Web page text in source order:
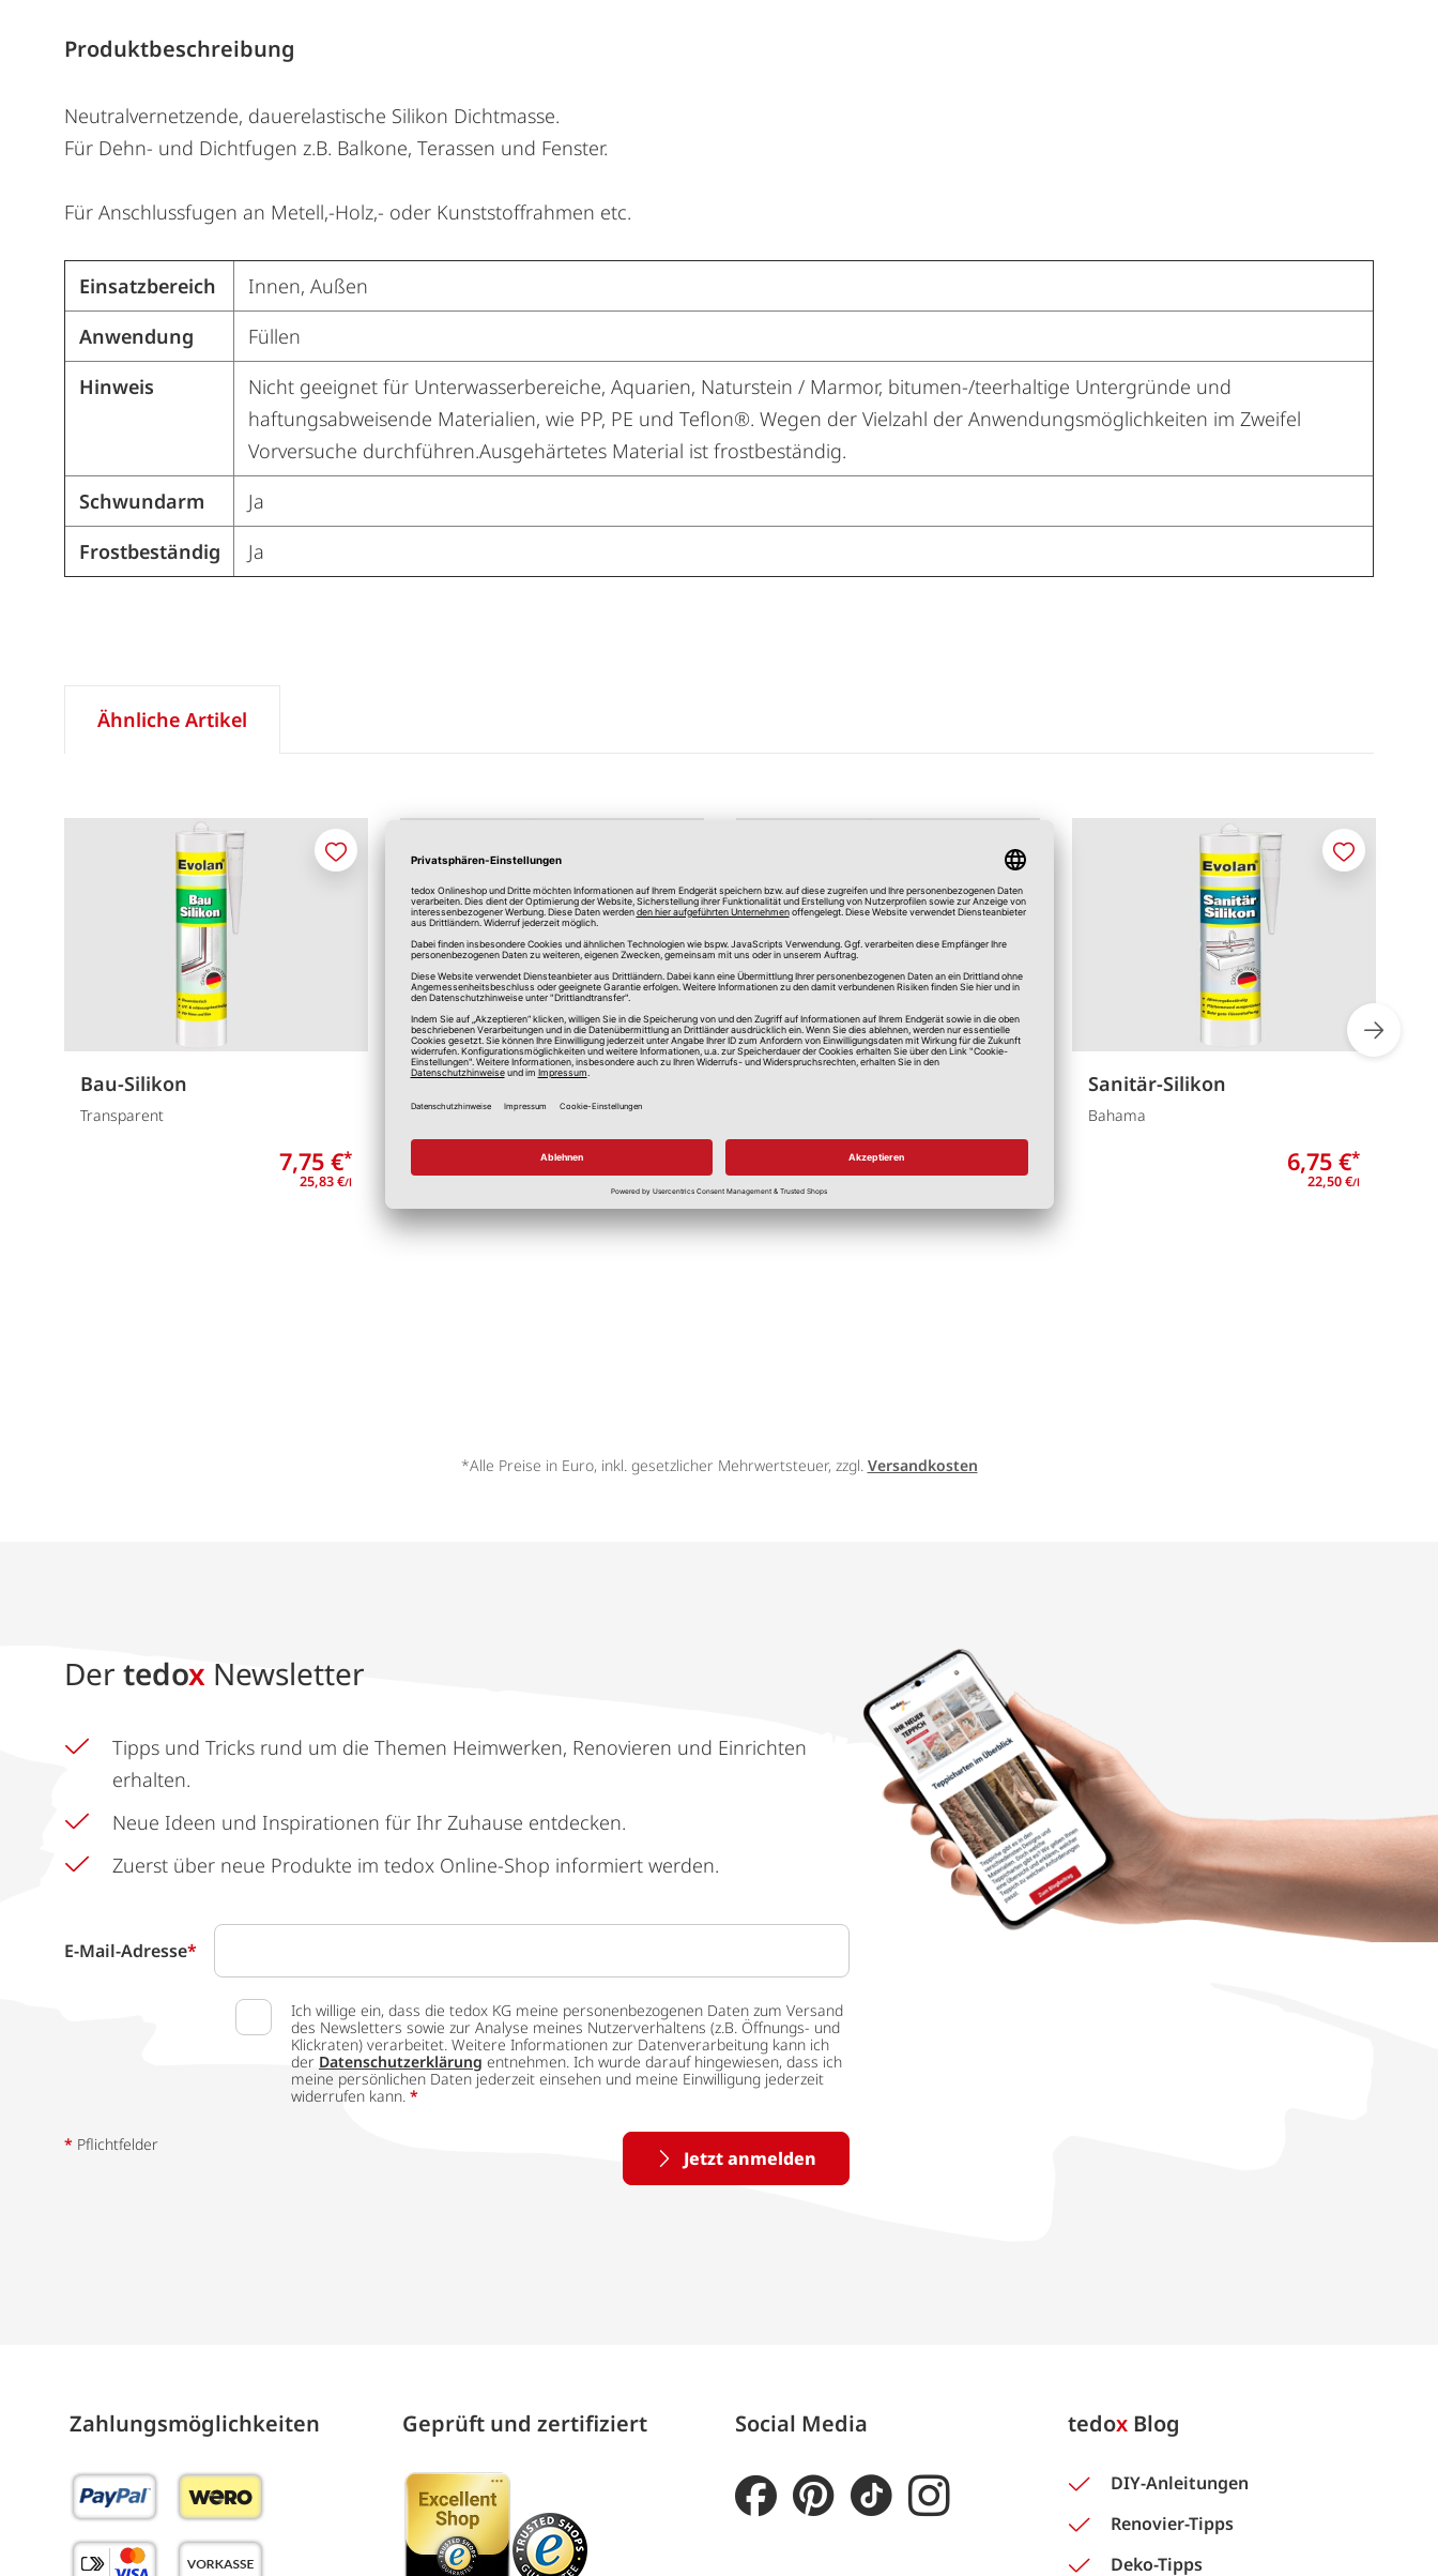
Produktbeschreibung
Neutralvernetzende, dauerelastische Silikon Dichtmasse.
Für Dehn- und Dichtfugen z.B. Balkone, Terassen und Fenster.
Für Anschlussfugen an Metell,-Holz,- oder Kunststoffrahmen etc.
Einsatzbereich
Innen, Außen
Anwendung
Füllen
Hinweis
Nicht geeignet für Unterwasserbereiche, Aquarien, Naturstein / Marmor, bitumen-/teerhaltige Untergründe und
haftungsabweisende Materialien, wie PP, PE und Teflon®. Wegen der Vielzahl der Anwendungsmöglichkeiten im Zweifel
Vorversuche durchführen.Ausgehärtetes Material ist frostbeständig.
Schwundarm
Ja
Frostbeständig
Ja
Ähnliche Artikel
Bau-Silikon
Transparent
7,75 €*
25,83 €/l
Merken
Bau-Silikon
Grau
25,83 € 10,71 €
Merken
Sanitär-Silikon
Bahama
6,75 €*
22,50 €/l
Merken
*Alle Preise in Euro, inkl. gesetzlicher Mehrwertsteuer, zzgl. Versandkosten
Der tedox Newsletter
Tipps und Tricks rund um die Themen Heimwerken, Renovieren und Einrichten
erhalten.
Neue Ideen und Inspirationen für Ihr Zuhause entdecken.
Zuerst über neue Produkte im tedox Online-Shop informiert werden.
E-Mail-Adresse*
Ich willige ein, dass die tedox KG meine personenbezogenen Daten zum Versand
des Newsletters sowie zur Analyse meines Nutzerverhaltens (z.B. Öffnungs- und
Klickraten) verarbeitet. Weitere Informationen zur Datenverarbeitung kann ich
der Datenschutzerklärung entnehmen. Ich wurde darauf hingewiesen, dass ich
meine persönlichen Daten jederzeit einsehen und meine Einwilligung jederzeit
widerrufen kann. *
Jetzt anmelden
* Pflichtfelder
Zahlungs­möglich­keiten Geprüft und zertifiziert Social Media tedox Blog
DIY-Anleitungen
Renovier-Tipps
Deko-Tipps